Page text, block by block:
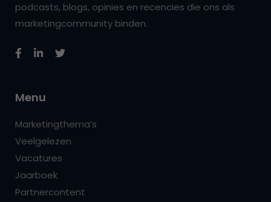
podcasts, blogs, opinies en recencies die ons als
marketingcommunity binden.
Menu
Marketingthema’s
Veelgelezen
Vacatures
Jaarboek
Partnercontent